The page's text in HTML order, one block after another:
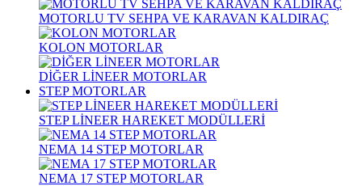
MOTORLU TV SEHPA VE KARAVAN KALDIRAÇ
KOLON MOTORLAR
DİĞER LİNEER MOTORLAR
STEP MOTORLAR
STEP LİNEER HAREKET MODÜLLERİ
NEMA 14 STEP MOTORLAR
NEMA 17 STEP MOTORLAR